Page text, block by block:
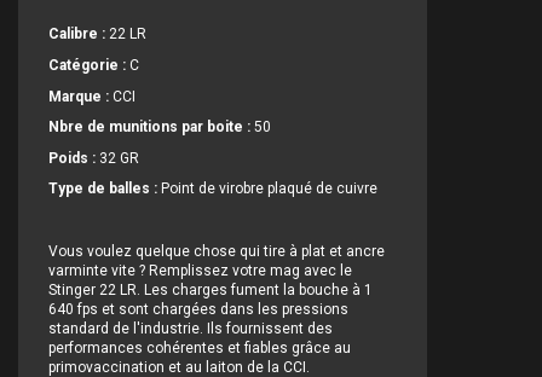
Calibre : 22 LR
Catégorie : C
Marque : CCI
Nbre de munitions par boite : 50
Poids : 32 GR
Type de balles : Point de virobre plaqué de cuivre
Vous voulez quelque chose qui tire à plat et ancre
varminte vite ? Remplissez votre mag avec le
Stinger 22 LR. Les charges fument la bouche à 1
640 fps et sont chargées dans les pressions
standard de l'industrie. Ils fournissent des
performances cohérentes et fiables grâce au
primovaccination et au laiton de la CCI.